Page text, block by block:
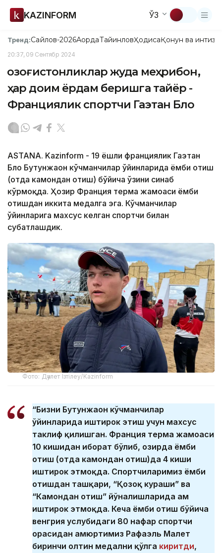
KAZINFORM ЎЗ
Тренд:Сайлов-2026АқордаТайинловҲодисаҚонун ва
20:37, 09 Сентябр 2024
Қозоғистонликлар жуда меҳрибон,
ҳар доим ёрдам беришга тайёр -
Франциялик спортчи Гаэтан Бло
ASTANA. Kazinform - 19 ёшли франциялик Гаэтан
Бло Бутунжаҳон кўчманчилар ўйинларида ёмби отиш
(отда камондан отиш) бўйича ўзини синаб
кўрмоқда. Ҳозир Франция терма жамоаси ёмби
отишдан иккита медалга эга. Кўчманчилар
ўйинларига махсус келган спортчи билан
суҳбатлашдик.
Фото: Дәулет Ізтілеу/Kazinform
“Бизни Бутунжаҳон кўчманчилар
ўйинларида иштирок этиш учун махсус
таклиф қилишган. Франция терма жамоаси
10 кишидан иборат бўлиб, ҳозирда ёмби
отиш (отда камондан отиш)да 4 киши
иштирок этмоқда. Спортчиларимиз ёмби
отишдан ташқари, “Қозоқ кураши” ва
“Камондан отиш” йўналишларида ҳам
иштирок этмоқда. Кеча ёмби отиш бўйича
венгрия услубидаги 80 нафар спортчи
орасидан ҳамюртимиз Рафаэль Малет
биринчи олтин медални қўлга киритди,